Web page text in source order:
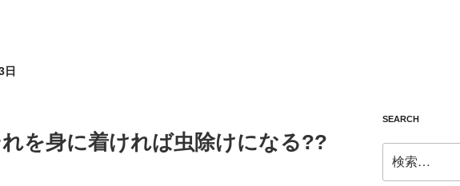
日
を身に着ければ虫除けになる??
SEARCH
索: